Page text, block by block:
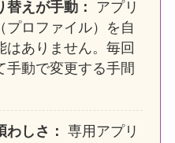
えが手動：
アプリ
プロファイル）を自
はありません。毎回
手動で変更する手間
しさ： 専用アプリ